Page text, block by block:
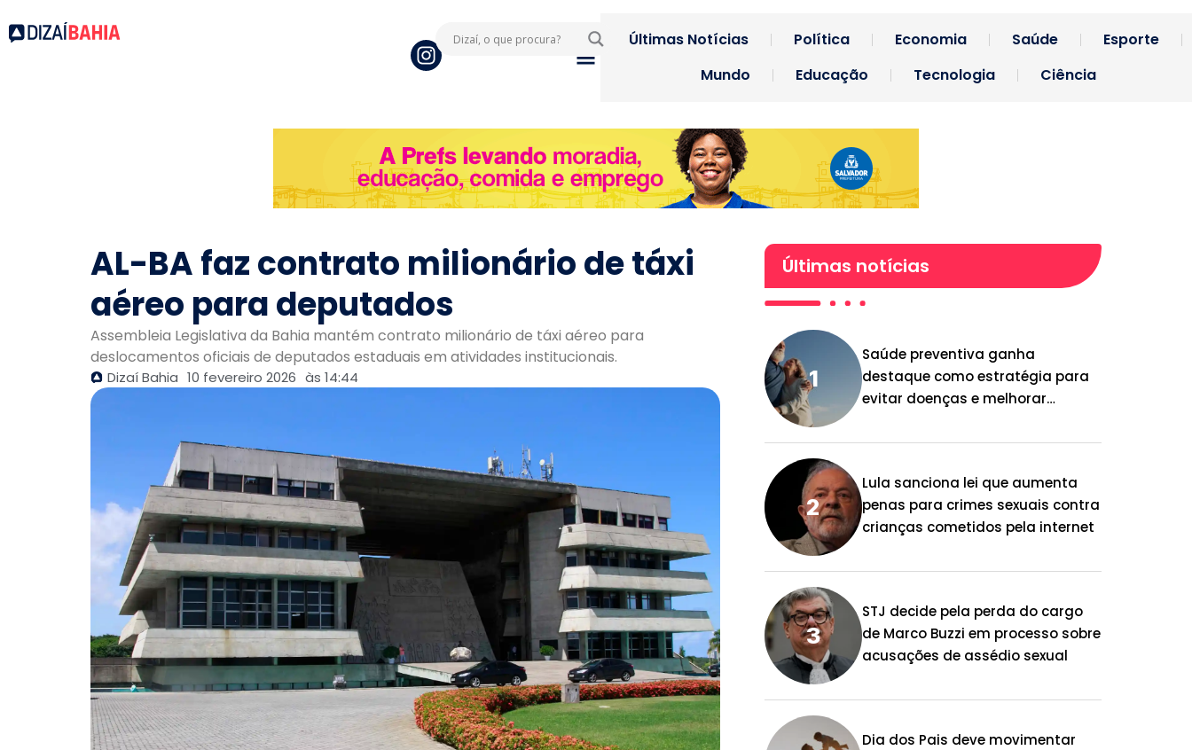
Últimas Notícias Política Economia Saúde
Esporte
Mundo
Educação Tecnologia Ciência
AL-BA faz contrato milionário de táxi
aéreo para deputados
Assembleia Legislativa da Bahia mantém contrato milionário de táxi aéreo para
deslocamentos oficiais de deputados estaduais em atividades institucionais.
Dizaí Bahia 10 fevereiro 2026 às 14:44
Últimas notícias
Saúde preventiva ganha
destaque como estratégia para
evitar doenças e melhorar
Lula sanciona lei que aumenta
penas para crimes sexuais contra
crianças cometidos pela internet
STJ decide pela perda do cargo
de Marco Buzzi em processo sobre
acusações de assédio sexual
Dia dos Pais deve movimentar